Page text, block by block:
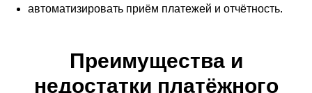
автоматизировать приём платежей и отчётность.
Преимущества и
недостатки платёжного